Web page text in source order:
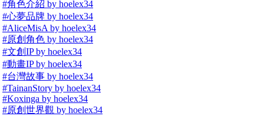
#角色介紹 by hoelex34
#心夢品牌 by hoelex34
#AliceMisA by hoelex34
#原創角色 by hoelex34
#文創IP by hoelex34
#動畫IP by hoelex34
#台灣故事 by hoelex34
#TainanStory by hoelex34
#Koxinga by hoelex34
#原創世界觀 by hoelex34